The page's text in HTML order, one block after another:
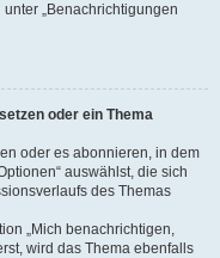
„Benachrichtigungen
oder ein Thema
oder es abonnieren, in dem
auswählst, die sich
des Themas
„Mich benachrichtigen,
wird das Thema ebenfalls